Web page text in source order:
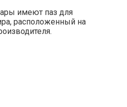
имеют паз для
расположенный на